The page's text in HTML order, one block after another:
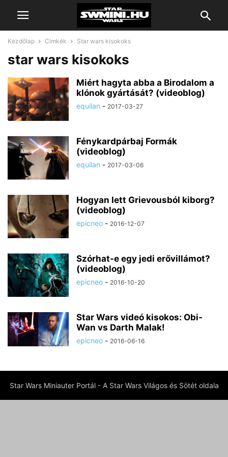
Kezdőlap Címkék Star wars kisokoks
star wars kisokoks
Miért hagyta abba a Birodalom a
klónok gyártását? (videoblog)
equilan - 2017-03-27
Fénykardpárbaj Formák
(videoblog)
equilan - 2017-03-06
Hogyan lett Grievousból kiborg?
(videoblog)
epicneo - 2016-12-07
Szórhat-e egy jedi erővillámot?
(videoblog)
epicneo - 2016-10-20
Star Wars videó kisokos: Obi-
Wan vs Darth Malak!
epicneo - 2016-06-16
Star Wars Miniauter Portál - A Star Wars Világos és Sötét oldala